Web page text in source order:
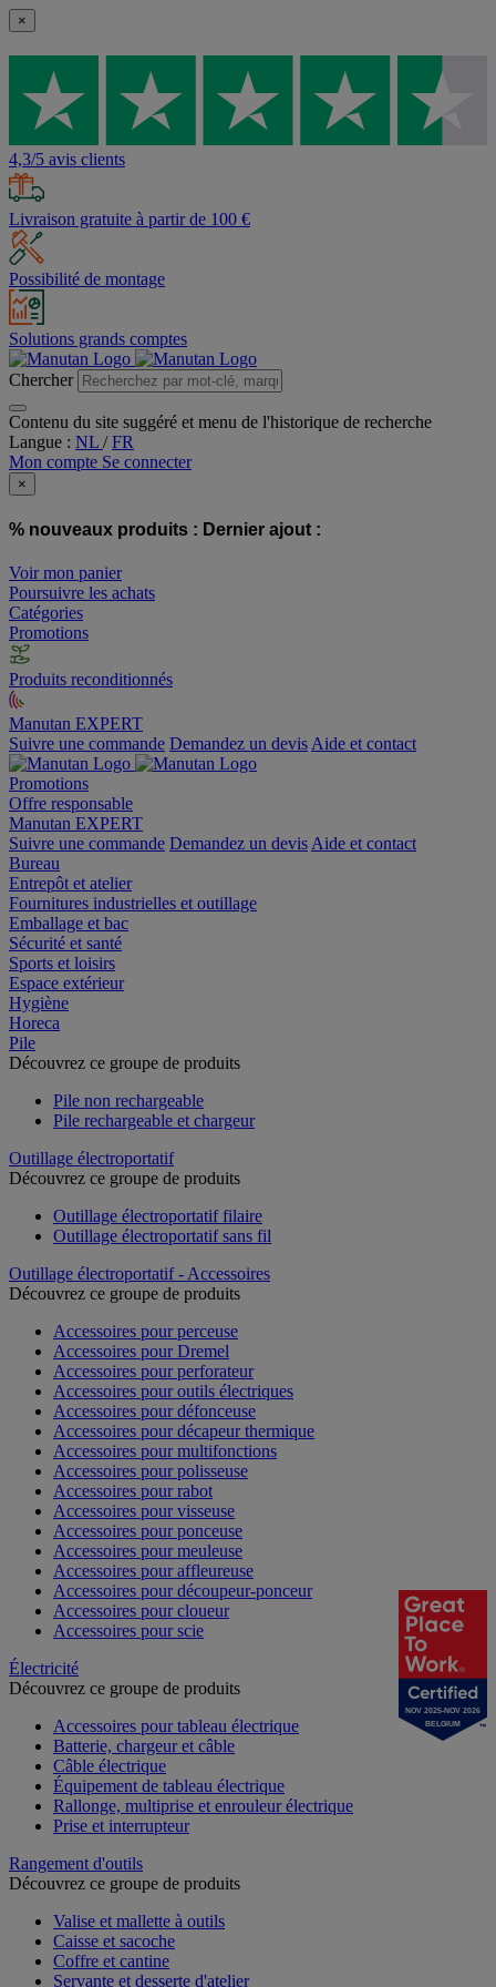
×
4,3/5 avis clients
Livraison gratuite à partir de 100 €
Possibilité de montage
Solutions grands comptes
Chercher
Contenu du site suggéré et menu de l'historique de recherche
Langue : NL /FR
Mon compte Se connecter
×
% nouveaux produits : Dernier ajout :
Voir mon panier
Poursuivre les achats
Catégories
Promotions
Produits reconditionnés
Manutan EXPERT
Suivre une commande Demandez un devis Aide et contact
Promotions
Offre responsable
Manutan EXPERT
Suivre une commande Demandez un devis Aide et contact
Bureau
Entrepôt et atelier
Fournitures industrielles et outillage
Emballage et bac
Sécurité et santé
Sports et loisirs
Espace extérieur
Hygiène
Horeca
Pile
Découvrez ce groupe de produits
Pile non rechargeable
Pile rechargeable et chargeur
Outillage électroportatif
Découvrez ce groupe de produits
Outillage électroportatif filaire
Outillage électroportatif sans fil
Outillage électroportatif - Accessoires
Découvrez ce groupe de produits
Accessoires pour perceuse
Accessoires pour Dremel
Accessoires pour perforateur
Accessoires pour outils électriques
Accessoires pour défonceuse
Accessoires pour décapeur thermique
Accessoires pour multifonctions
Accessoires pour polisseuse
Accessoires pour rabot
Accessoires pour visseuse
Accessoires pour ponceuse
Accessoires pour meuleuse
Accessoires pour affleureuse
Accessoires pour découpeur-ponceur
Accessoires pour cloueur
Accessoires pour scie
Électricité
Découvrez ce groupe de produits
Accessoires pour tableau électrique
Batterie, chargeur et câble
Câble électrique
Équipement de tableau électrique
Rallonge, multiprise et enrouleur électrique
Prise et interrupteur
Rangement d'outils
Découvrez ce groupe de produits
Valise et mallette à outils
Caisse et sacoche
Coffre et cantine
Servante et desserte d'atelier
NOV 2025-NOV 2026
BELGIUM